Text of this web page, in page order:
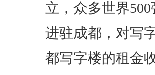
立，众多世界
进驻成都，对写
都写字楼的租金